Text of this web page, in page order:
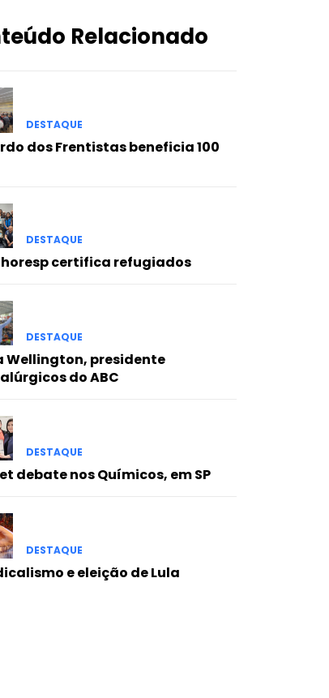
Relacionado
DESTAQUE
dos Frentistas beneficia 100
DESTAQUE
certifica refugiados
DESTAQUE
Wellington, presidente
do ABC
DESTAQUE
debate nos Químicos, em SP
DESTAQUE
e eleição de Lula